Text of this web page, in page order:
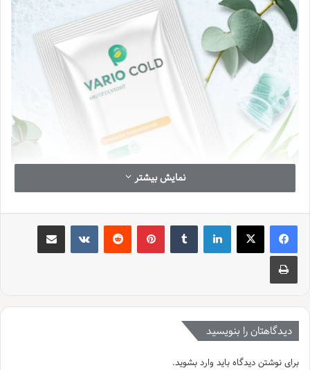
نمایش بیشتر
لینکدین ‫تامبلر ‫پین‌ترست‫رددیت ‫VKontakteاشتراک گذاری از طریق ایمیل
چاپ
دیدگاهتان را بنویسید
برای نوشتن دیدگاه باید وارد بشوید.